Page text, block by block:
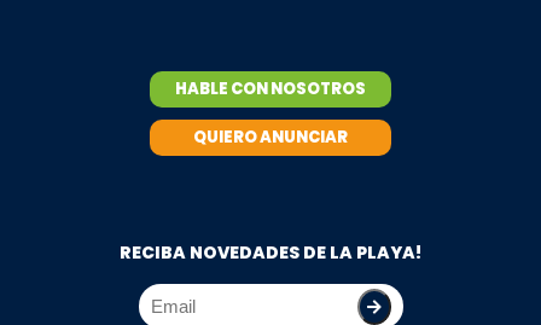
HABLE CON NOSOTROS
QUIERO ANUNCIAR
RECIBA NOVEDADES DE LA PLAYA!